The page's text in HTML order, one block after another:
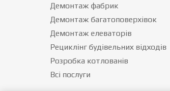
Демонтаж фабрик
Демонтаж багатоповерхівок
Демонтаж елеваторів
Рециклінг будівельних відходів
Розробка котлованів
Всі послуги